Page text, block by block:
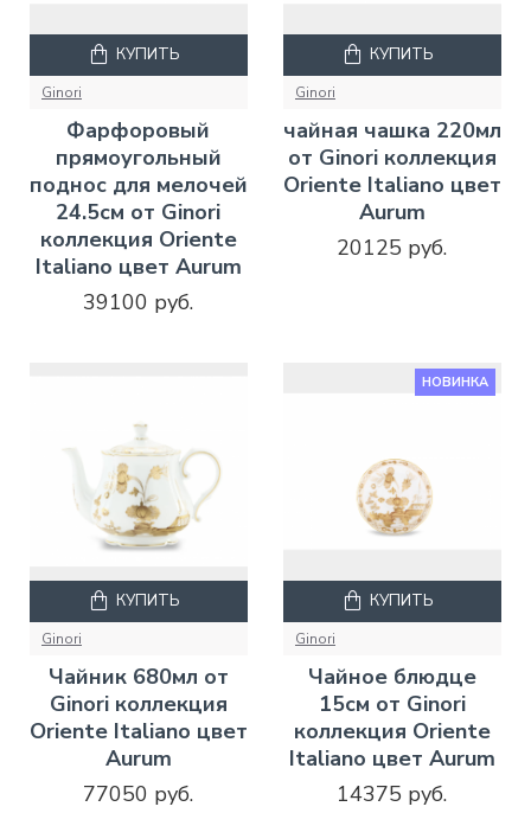
Ginori
Фарфоровый
прямоугольный
поднос для мелочей
24.5см от Ginori
коллекция Oriente
Italiano цвет Aurum
39100 руб.
КУПИТЬ
Ginori
чайная чашка 220мл
от Ginori коллекция
Oriente Italiano цвет
Aurum
20125 руб.
КУПИТЬ
Ginori
Чайник 680мл от
Ginori коллекция
Oriente Italiano цвет
Aurum
77050 руб.
КУПИТЬ
НОВИНКА
Ginori
Чайное блюдце
15см от Ginori
коллекция Oriente
Italiano цвет Aurum
14375 руб.
КУПИТЬ